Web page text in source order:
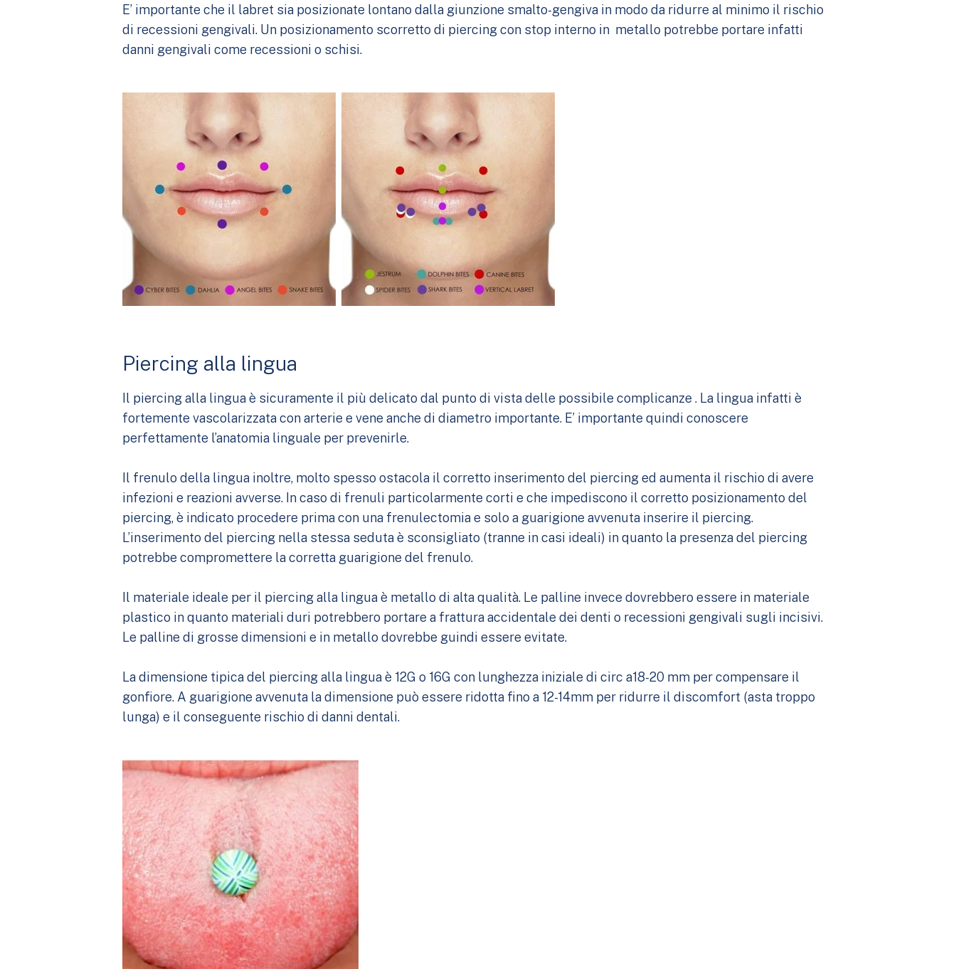
E’ importante che il labret sia posizionate lontano dalla giunzione smalto-gengiva in modo da ridurre al minimo il rischio
di recessioni gengivali. Un posizionamento scorretto di piercing con stop interno in metallo potrebbe portare infatti
danni gengivali come recessioni o schisi.
Piercing alla lingua
Il piercing alla lingua è sicuramente il più delicato dal punto di vista delle possibile complicanze . La lingua infatti è
fortemente vascolarizzata con arterie e vene anche di diametro importante. E’ importante quindi conoscere
perfettamente l’anatomia linguale per prevenirle.
Il frenulo della lingua inoltre, molto spesso ostacola il corretto inserimento del piercing ed aumenta il rischio di avere
infezioni e reazioni avverse. In caso di frenuli particolarmente corti e che impediscono il corretto posizionamento del
piercing, è indicato procedere prima con una frenulectomia e solo a guarigione avvenuta inserire il piercing.
L’inserimento del piercing nella stessa seduta è sconsigliato (tranne in casi ideali) in quanto la presenza del piercing
potrebbe compromettere la corretta guarigione del frenulo.
Il materiale ideale per il piercing alla lingua è metallo di alta qualità. Le palline invece dovrebbero essere in materiale
plastico in quanto materiali duri potrebbero portare a frattura accidentale dei denti o recessioni gengivali sugli incisivi.
Le palline di grosse dimensioni e in metallo dovrebbe guindi essere evitate.
La dimensione tipica del piercing alla lingua è 12G o 16G con lunghezza iniziale di circ a18-20 mm per compensare il
gonfiore. A guarigione avvenuta la dimensione può essere ridotta fino a 12-14mm per ridurre il discomfort (asta troppo
lunga) e il conseguente rischio di danni dentali.